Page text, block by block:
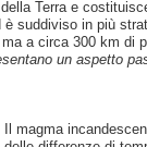
Terra e
è suddiviso in più
a circa 300 km di
un aspetto
Il magma